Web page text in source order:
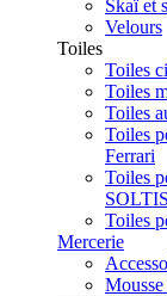
Skaï et
Velours
Toiles
Toiles
Toiles
Toiles
Toiles
Ferrari
Toiles
Toiles
Mercerie